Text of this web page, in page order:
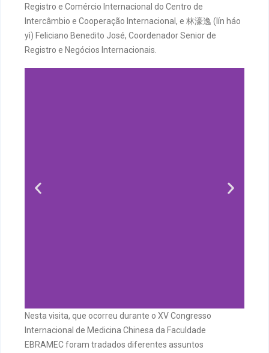
Registro e Comércio Internacional do Centro de
Intercâmbio e Cooperação Internacional, e 林濠逸 (lín háo
yì) Feliciano Benedito José, Coordenador Senior de
Registro e Negócios Internacionais.
Nesta visita, que ocorreu durante o XV Congresso
Internacional de Medicina Chinesa da Faculdade
EBRAMEC foram tradados diferentes assuntos